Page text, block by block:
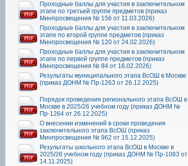
Проходные баллы для участия в заключительном
этапе по третьей группе предметов (приказ
Минпросвещения № 156 от 11.03.2026)
Проходные баллы для участия в заключительном
этапе по второй группе предметов (приказ
Минпросвещения № 120 от 24.02.2026)
Проходные баллы для участия в заключительном
этапе по первой группе предметов (приказ
Минпросвещения № 84 от 16.02.2026)
Результаты муниципального этапа ВсОШ в Москве
(приказ ДОНМ № Пр-1263 от 26.12.2025)
Порядок проведения регионального этапа ВсОШ в
Москве в 2025/26 учебном году (приказ ДОНМ №
Пр-1264 от 26.12.2025)
О внесении изменений в сроки проведения
заключительного этапа ВсОШ (приказ
Минпросвещения № 962 от 15.12.2025)
Результаты школьного этапа ВсОШ в Москве в
2025/26 учебном году (приказ ДОНМ № Пр-1083 от
14.11.2025)